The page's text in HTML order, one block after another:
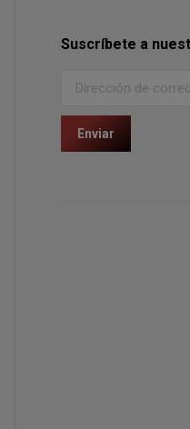
Suscríbete a